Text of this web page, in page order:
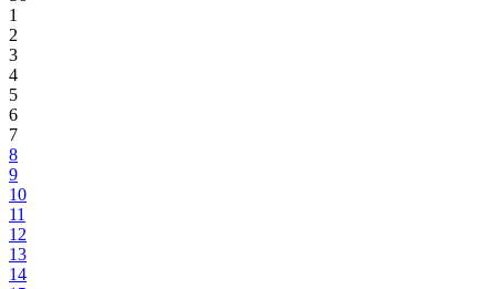
1
2
3
4
5
6
7
8
9
10
11
12
13
14